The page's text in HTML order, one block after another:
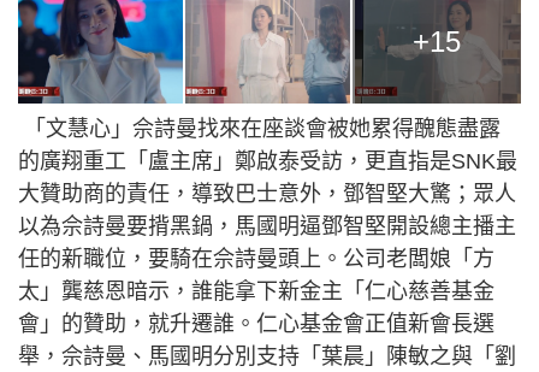
+15
「文慧心」佘詩曼找來在座談會被她累得醜態盡露
的廣翔重工「盧主席」鄭啟泰受訪，更直指是SNK最
大贊助商的責任，導致巴士意外，鄧智堅大驚；眾人
以為佘詩曼要揹黑鍋，馬國明逼鄧智堅開設總主播主
任的新職位，要騎在佘詩曼頭上。公司老闆娘「方
太」龔慈恩暗示，誰能拿下新金主「仁心慈善基金
會」的贊助，就升遷誰。仁心基金會正值新會長選
舉，佘詩曼、馬國明分別支持「葉晨」陳敏之與「劉